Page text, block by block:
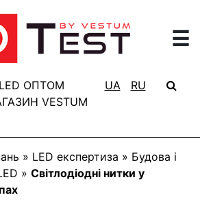
☰
ОПТОМ
VESTUM
UA RU
» LED експертиза » Будова і
» Світлодіодні нитки у